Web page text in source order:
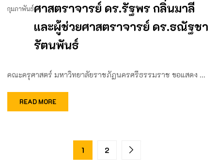
กุมภาพันธ์ศาสตราจารย์ ดร.รัฐพร กลิ่นมาลี
และผู้ช่วยศาสตราจารย์ ดร.ธณัฐชา
รัตนพันธ์
คณะครุศาสตร์ มหาวิทยาลัยราชภัฏนครศรีธรรมราช ขอแสดง …
READ MORE
1 2